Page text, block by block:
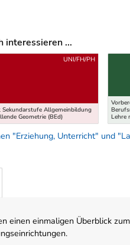
interessieren ...
Sekundarstufe Allgemeinbildung
Geometrie (BEd)
UNI/FH/PH
Lehre
"Erziehung, Unterricht" und
einen einmaligen Überblick